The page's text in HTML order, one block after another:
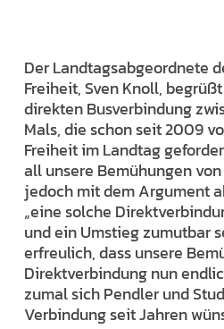
Der Landtagsabgeordnete
Freiheit, Sven Knoll,
direkten Busverbindung
Mals, die schon seit 2009
Freiheit im Landtag
all unsere Bemühungen
jedoch mit dem Argument
„eine solche
und ein Umstieg zumutbar
erfreulich, dass unsere
Direktverbindung nun
zumal sich Pendler und
Verbindung seit Jahren